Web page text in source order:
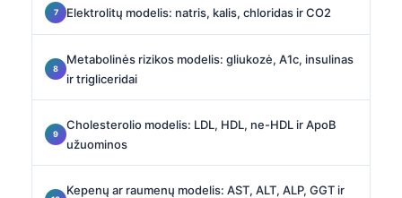
Elektrolitų modelis: natris, kalis, chloridas ir CO2
Metabolinės rizikos modelis: gliukozė, A1c, insulinas
ir trigliceridai
Cholesterolio modelis: LDL, HDL, ne-HDL ir ApoB
užuominos
Kepenų ar raumenų modelis: AST, ALT, ALP, GGT ir